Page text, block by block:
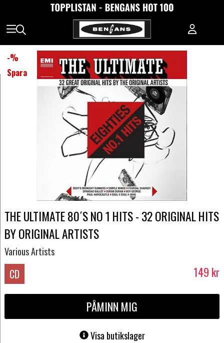
-%
Spara
THE ULTIMATE 80´S NO 1 HITS - 32 ORIGINAL HITS
BY ORIGINAL ARTISTS
Various Artists
CD 149 kr
PÅMINN MIG
Visa butikslager